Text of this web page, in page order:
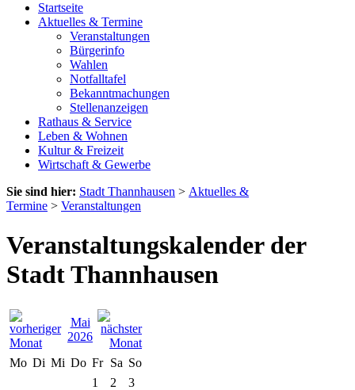
Startseite
Aktuelles & Termine
Veranstaltungen
Bürgerinfo
Wahlen
Notfalltafel
Bekanntmachungen
Stellenanzeigen
Rathaus & Service
Leben & Wohnen
Kultur & Freizeit
Wirtschaft & Gewerbe
Sie sind hier: Stadt Thannhausen > Aktuelles &
Termine > Veranstaltungen
Veranstaltungskalender der
Stadt Thannhausen
Mai
2026
Mo Di Mi Do Fr Sa So
1
2
3